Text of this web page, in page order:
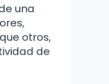
una
otros,
de